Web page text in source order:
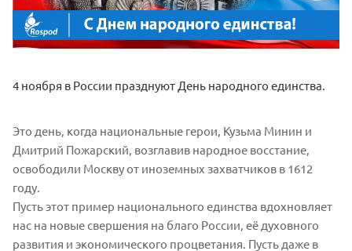
4 ноября в России празднуют День народного единства.
Это день, когда национальные герои, Кузьма Минин и
Дмитрий Пожарский, возглавив народное восстание,
освободили Москву от иноземных захватчиков в 1612
году.
Пусть этот пример национального единства вдохновляет
нас на новые свершения на благо России, её духовного
развития и экономического процветания. Пусть даже в